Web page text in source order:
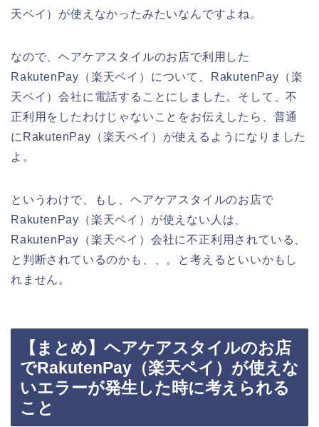
天ペイ）が使えなかったみたいなんですよね。
なので、ヘアケアスタイルのお店で利用した
RakutenPay（楽天ペイ）について、RakutenPay（楽
天ペイ）会社に電話することにしました。そして、不
正利用をしたわけじゃないことをお伝えしたら、普通
にRakutenPay（楽天ペイ）が使えるようになりました
よ。
というわけで、もし、ヘアケアスタイルのお店で
RakutenPay（楽天ペイ）が使えない人は、
RakutenPay（楽天ペイ）会社に不正利用されている、
と判断されているのかも、、。と考えるといいかもし
れません。
【まとめ】ヘアケアスタイルのお店
でRakutenPay（楽天ペイ）が使えな
いエラーが発生した時に考えられる
こと